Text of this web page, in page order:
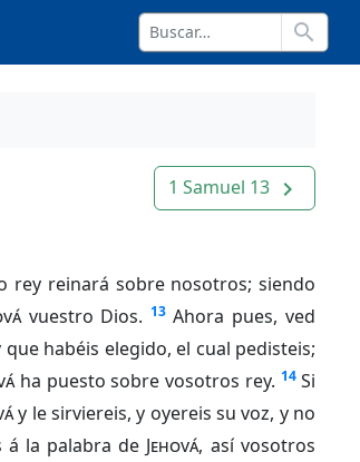
search
1 Samuel 13 navigate_next
rey reinará sobre nosotros; siendo
vuestro Dios. 13 Ahora pues, ved
habéis elegido, el cual pedisteis;
ha puesto sobre vosotros rey. 14 Si
y le sirviereis, y oyereis su voz, y no
á la palabra de Jehová, así vosotros